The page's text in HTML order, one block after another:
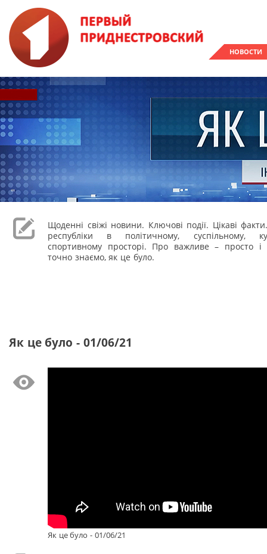
НОВОСТИ
Щоденні свіжі новини. Ключові події. Цікаві
республіки в політичному, суспільному,
спортивному просторі. Про важливе – просто і
точно знаємо, як це було.
Як це було - 01/06/21
Як це було - 01/06/21